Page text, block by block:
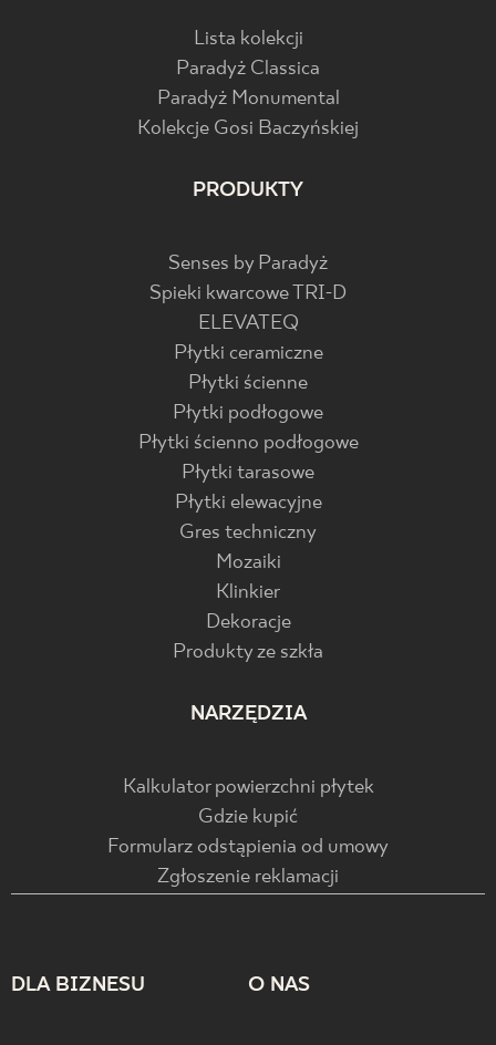
Lista kolekcji
Paradyż Classica
Paradyż Monumental
Kolekcje Gosi Baczyńskiej
PRODUKTY
Senses by Paradyż
Spieki kwarcowe TRI-D
ELEVATEQ
Płytki ceramiczne
Płytki ścienne
Płytki podłogowe
Płytki ścienno podłogowe
Płytki tarasowe
Płytki elewacyjne
Gres techniczny
Mozaiki
Klinkier
Dekoracje
Produkty ze szkła
NARZĘDZIA
Kalkulator powierzchni płytek
Gdzie kupić
Formularz odstąpienia od umowy
Zgłoszenie reklamacji
DLA BIZNESU O NAS